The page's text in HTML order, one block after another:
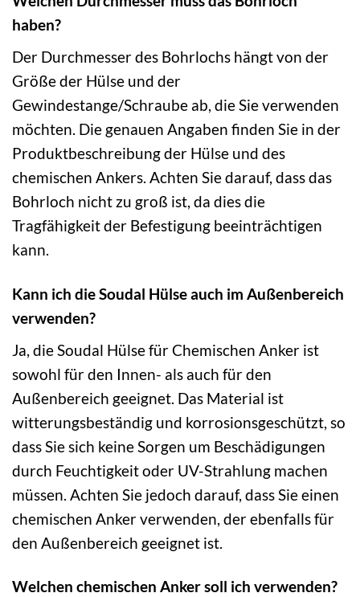
haben?
Der Durchmesser des Bohrlochs hängt von der
Größe der Hülse und der
Gewindestange/Schraube ab, die Sie verwenden
möchten. Die genauen Angaben finden Sie in der
Produktbeschreibung der Hülse und des
chemischen Ankers. Achten Sie darauf, dass das
Bohrloch nicht zu groß ist, da dies die
Tragfähigkeit der Befestigung beeinträchtigen
kann.
Kann ich die Soudal Hülse auch im Außenbereich
verwenden?
Ja, die Soudal Hülse für Chemischen Anker ist
sowohl für den Innen- als auch für den
Außenbereich geeignet. Das Material ist
witterungsbeständig und korrosionsgeschützt, so
dass Sie sich keine Sorgen um Beschädigungen
durch Feuchtigkeit oder UV-Strahlung machen
müssen. Achten Sie jedoch darauf, dass Sie einen
chemischen Anker verwenden, der ebenfalls für
den Außenbereich geeignet ist.
Welchen chemischen Anker soll ich verwenden?